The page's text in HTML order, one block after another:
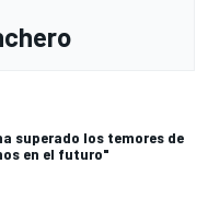
superado los temores de
en el futuro"